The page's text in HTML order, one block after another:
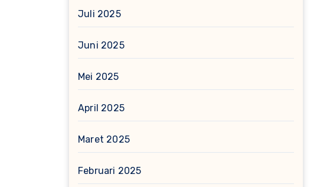
Juli 2025
Juni 2025
Mei 2025
April 2025
Maret 2025
Februari 2025